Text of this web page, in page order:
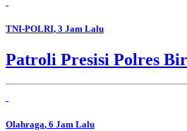
TNI-POLRI, 3 Jam Lalu
Patroli Presisi Polres
Olahraga, 6 Jam Lalu